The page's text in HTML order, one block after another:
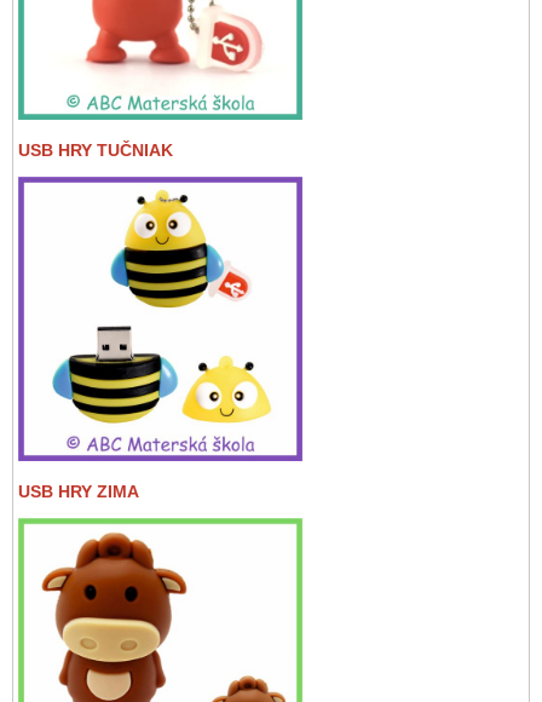
USB HRY TUČNIAK
USB HRY ZIMA